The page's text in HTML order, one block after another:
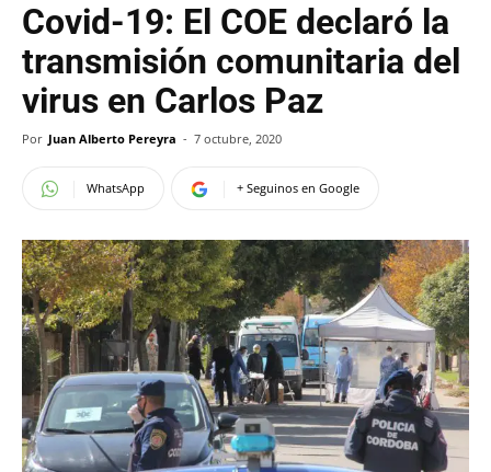
Covid-19: El COE declaró la
transmisión comunitaria del
virus en Carlos Paz
Por Juan Alberto Pereyra - 7 octubre, 2020
WhatsApp + Seguinos en Google